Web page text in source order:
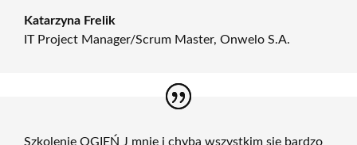
Katarzyna Frelik
IT Project Manager/Scrum Master, Onwelo S.A.
Szkolenie OGIEŃ J mnie i chyba wszystkim się bardzo